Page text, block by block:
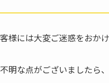
様には大変ご迷惑をおか
明な点がございましたら